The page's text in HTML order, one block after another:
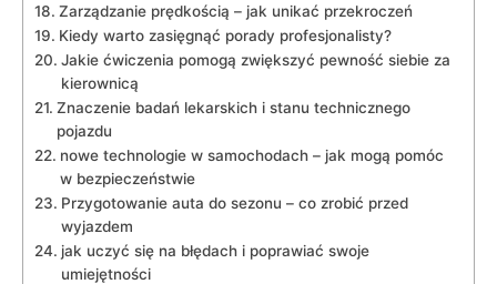
Zarządzanie​ prędkością ‌– ​jak unikać przekroczeń
Kiedy warto ⁤zasięgnąć porady profesjonalisty?
Jakie ćwiczenia ⁤pomogą zwiększyć⁣ pewność siebie za
kierownicą
Znaczenie⁢ badań lekarskich i stanu technicznego
pojazdu
nowe‌ technologie w ‍samochodach – jak mogą pomóc
w bezpieczeństwie
Przygotowanie ⁤auta do sezonu ‌– co zrobić‍ przed
wyjazdem
jak uczyć się na ⁢błędach ‍i ​poprawiać ‍swoje
umiejętności